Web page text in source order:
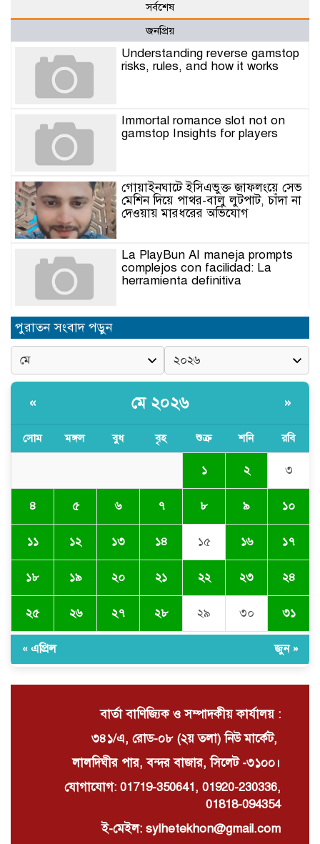
সর্বশেষ
জনপ্রিয়
Understanding reverse gamstop
risks, rules, and how it works
Immortal romance slot not on
gamstop Insights for players
গোয়াইনঘাটে ইসিএভুক্ত জাফলংয়ে সেভ
মেশিন দিয়ে পাথর-বালু লুটপাট, চাঁদা না
দেওয়ায় মারধরের অভিযোগ
La PlayBun AI maneja prompts
complejos con facilidad: La
herramienta definitiva
নিত্যপণ্যের ঊর্ধ্বগতি রোধ, স্বাধীন দুদক
নবনিযুক্ত এসএমপি কমিশনারের সঙ্গে
সাংবাদিকদের মতবিনিময় সভা
অবৈধ বালু উত্তোলনের অভিযোগে ২১টি
ড্রেজার জব্দ, ৯ জন আটক
অব অনারে বরণ
চুনারুঘাটে সাংবাদিকের ব্যক্তিগত ভিডিও
ধারণের অভিযোগ: ব্ল্যাকমেইল ও চাঁদা
দাবির অভিযোগে তোলপাড়
দোয়ারাবাজারে বালু ব্যবসায়ীর সংবাদ
সম্মেলন চারটি নৌকা দখল ও নগদ টাকা
পুরাতন সংবাদ পড়ুন
« মে ২০২৬ »
সোম মঙ্গল বুধ বৃহ শুক্র শনি রবি
১ ২ ৩
৪ ৫ ৬ ৭ ৮ ৯ ১০
১১ ১২ ১৩ ১৪ ১৫ ১৬ ১৭
১৮ ১৯ ২০ ২১ ২২ ২৩ ২৪
২৫ ২৬ ২৭ ২৮ ২৯ ৩০ ৩১
« এপ্রিল জুন »
বার্তা বাণিজ্যিক ও সম্পাদকীয় কার্যালয় :
৩৪১/এ, রোড-০৮ (২য় তলা) নিউ মার্কেট,
লালদিঘীর পার, বন্দর বাজার, সিলেট -৩১০০।
যোগাযোগ: 01719-350641, 01920-230336,
01818-094354
ই-মেইল: sylhetekhon@gmail.com